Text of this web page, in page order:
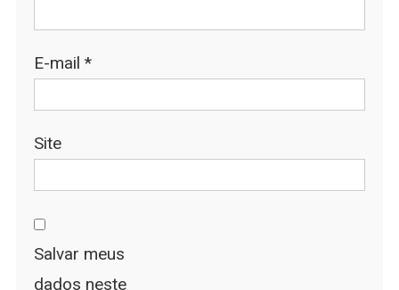
E-mail *
Site
Salvar meus
dados neste